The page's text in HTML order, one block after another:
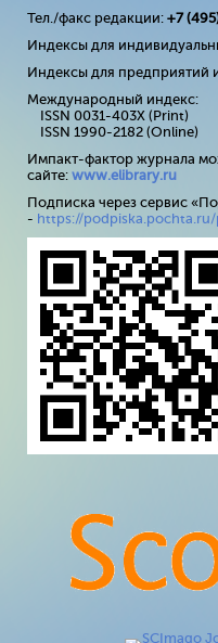
Тел./факс редакции: +7
Индексы для
Индексы для предприятий
Международный индекс:
ISSN 0031-403X (Print)
ISSN 1990-2182 (Online)
Импакт-фактор журнала
сайте: www.elibrary.ru
Подписка через сервис
- https://podpiska.pochta.ru/